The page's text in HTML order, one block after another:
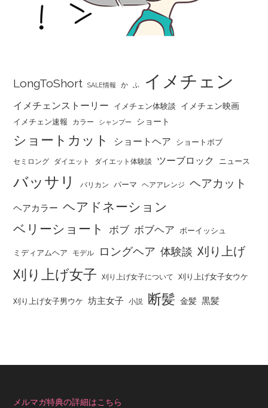
LongToShort SALE情報 か ふ イメチェン
イメチェンストーリー イメチェン体験談 イメチェン映画
イメチェン速報 カラー シャンプー ショート
ショートカット ショートヘア ショートボブ
セミロング ダイエット ダイエット体験談 ツーブロック ニュース
バッサリ バリカン パーマ ヘアアレンジ ヘアカット
ヘアカラー ヘアドネーション
ベリーショート
ボブ ボブヘア ボーイッシュ
ミディアムヘア モデル ロングヘア 体験談 刈り上げ
刈り上げ女子 刈り上げ女子について 刈り上げ女子女ウケ
刈り上げ女子男ウケ 坊主女子 小説 断髪 金髪 黒髪
メルマガ特典の詳細はこちら